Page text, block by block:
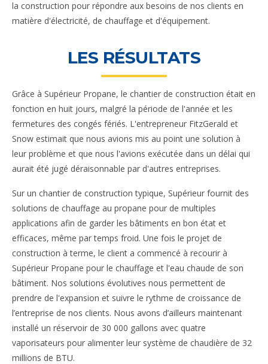
la construction pour répondre aux besoins de nos clients en
matière d'électricité, de chauffage et d'équipement.
LES RÉSULTATS
Grâce à Supérieur Propane, le chantier de construction était en
fonction en huit jours, malgré la période de l'année et les
fermetures des congés fériés. L'entrepreneur FitzGerald et
Snow estimait que nous avions mis au point une solution à
leur problème et que nous l'avions exécutée dans un délai qui
aurait été jugé déraisonnable par d'autres entreprises.
Sur un chantier de construction typique, Supérieur fournit des
solutions de chauffage au propane pour de multiples
applications afin de garder les bâtiments en bon état et
efficaces, même par temps froid. Une fois le projet de
construction à terme, le client a commencé à recourir à
Supérieur Propane pour le chauffage et l'eau chaude de son
bâtiment. Nos solutions évolutives nous permettent de
prendre de l'expansion et suivre le rythme de croissance de
l’entreprise de nos clients. Nous avons d’ailleurs maintenant
installé un réservoir de 30 000 gallons avec quatre
vaporisateurs pour alimenter leur système de chaudière de 32
millions de BTU.